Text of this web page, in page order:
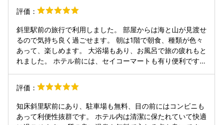
泉知床の湯で、大浴場と露天風呂があり、ナトリウム塩化物
泉の茶褐色のお湯が、とても気持ち良かったです。１週間の
疲れがとれ、これから続く長旅の活力になりました。また機
会あれば、寄せてもらいます。
評価：
斜里駅前の旅行で利用しました。 部屋からは海と山が見渡せ
るので気持ち良く過ごせます。 朝は1階で朝食、種類が色々
あって、楽しめます。 大浴場もあり、お風呂で旅の疲れもと
れました。 ホテル前には、セイコーマートも有り便利です。
評価：
知床斜里駅前にあり、駐車場も無料、目の前にはコンビニも
あって利便性抜群です。 ホテル内は清潔に保たれていて快適